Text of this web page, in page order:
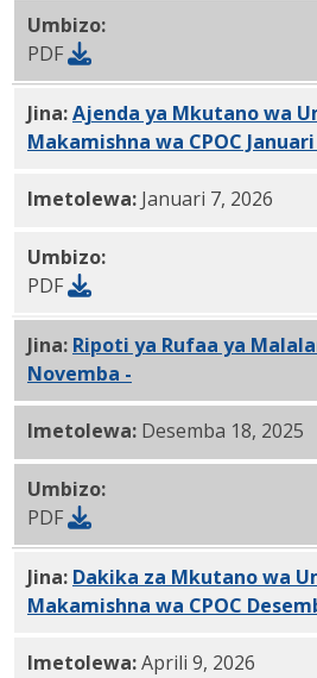
Umbizo:
PDF
Jina:Ajenda ya Mkutano wa
Makamishna wa CPOC
Imetolewa: Januari 7, 2026
Umbizo:
PDF
Jina: Ripoti ya Rufaa ya
Novemba -
Imetolewa: Desemba 18, 2025
Umbizo:
PDF
Jina: Dakika za Mkutano wa
Makamishna wa CPOC
Imetolewa:Aprili 9, 2026